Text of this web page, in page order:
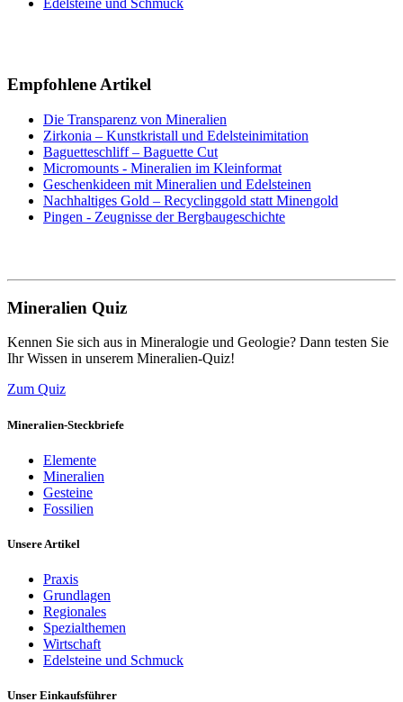
Empfohlene Artikel
Die Transparenz von Mineralien
Zirkonia – Kunstkristall und Edelsteinimitation
Baguetteschliff – Baguette Cut
Micromounts - Mineralien im Kleinformat
Geschenkideen mit Mineralien und Edelsteinen
Nachhaltiges Gold – Recyclinggold statt Minengold
Pingen - Zeugnisse der Bergbaugeschichte
Mineralien Quiz
Kennen Sie sich aus in Mineralogie und Geologie? Dann testen Sie
Ihr Wissen in unserem Mineralien-Quiz!
Zum Quiz
Mineralien-Steckbriefe
Elemente
Mineralien
Gesteine
Fossilien
Unsere Artikel
Praxis
Grundlagen
Regionales
Spezialthemen
Wirtschaft
Edelsteine und Schmuck
Unser Einkaufsführer